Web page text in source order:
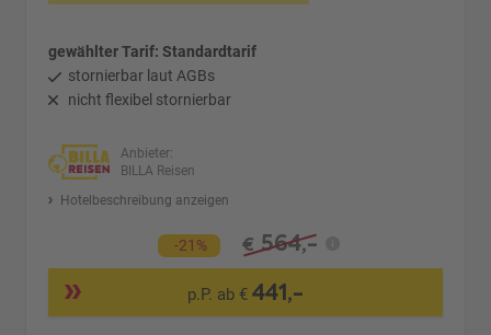
gewählter Tarif: Standardtarif
stornierbar laut AGBs
nicht flexibel stornierbar
Anbieter:
BILLA Reisen
Hotelbeschreibung anzeigen
-21% € 564,-
p.P. ab € 441,-